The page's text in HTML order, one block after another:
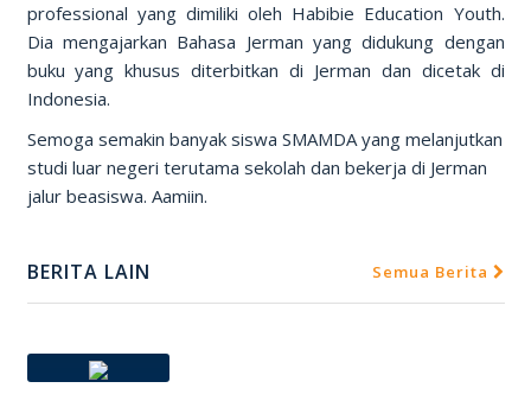
professional yang dimiliki oleh Habibie Education Youth.
Dia mengajarkan Bahasa Jerman yang didukung dengan
buku yang khusus diterbitkan di Jerman dan dicetak di
Indonesia.
Semoga semakin banyak siswa SMAMDA yang melanjutkan
studi luar negeri terutama sekolah dan bekerja di Jerman
jalur beasiswa. Aamiin.
BERITA LAIN Semua Berita